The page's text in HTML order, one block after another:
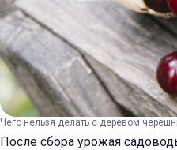
Чего нельзя делать с деревом
После сбора урожая